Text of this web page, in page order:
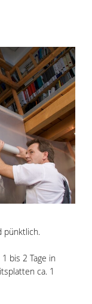
pünktlich.
bis 2 Tage in
ca. 1